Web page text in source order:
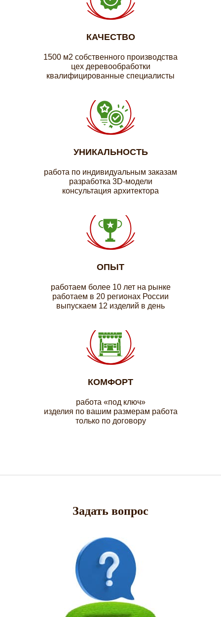
КАЧЕСТВО
1500 м2 собственного производства
цех деревообработки
квалифицированные специалисты
УНИКАЛЬНОСТЬ
работа по индивидуальным заказам
разработка 3D-модели
консультация архитектора
ОПЫТ
работаем более 10 лет на рынке
работаем в 20 регионах России
выпускаем 12 изделий в день
КОМФОРТ
работа «под ключ»
изделия по вашим размерам работа
только по договору
Задать вопрос